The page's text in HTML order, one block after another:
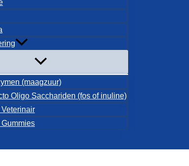
(maagzuur)
Oligo Sacchariden (fos of inuline)
Veterinair
Gummies